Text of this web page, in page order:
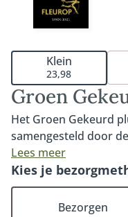
Groen
Het Groen Gekeurd
samengesteld door
boeket bestaat uit
en MPS-A
bestellen goed
wereldwijde
Lees meer
Klein
23,98
Kies je
Bezorgen